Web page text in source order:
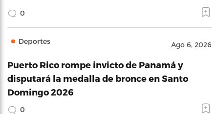
0
Deportes Ago 6, 2026
Puerto Rico rompe invicto de Panamá y
disputará la medalla de bronce en Santo
Domingo 2026
0